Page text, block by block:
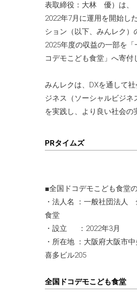
表取締役：大林 優）は、
2022年7月に運用を開始し
ション（以下、みんレク）
2025年度の収益の一部を
コデモこども食堂」へ寄付
みんレクは、DXを通して
ジネス（ソーシャルビジネ
を実践し、より良い社会の
PRタイムズ
■全国ドコデモこども食堂
・法人名 ：一般社団法人
食堂
・設立 ：2022年3月
・所在地 ：大阪府大阪市
喜多ビル205
全国ドコデモこども食堂